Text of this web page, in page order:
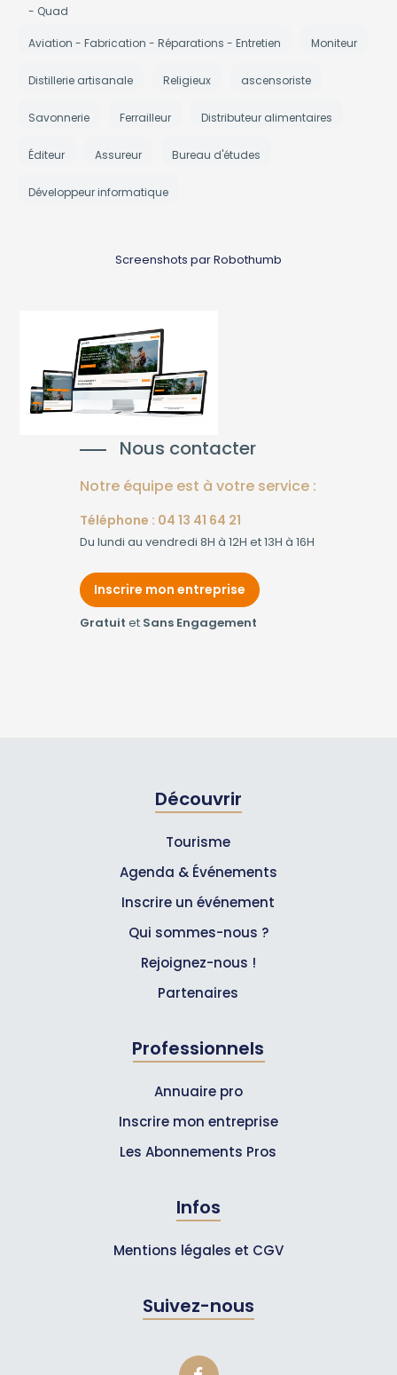
- Quad
Aviation - Fabrication - Réparations - Entretien Moniteur
Distillerie artisanale Religieux ascensoriste
Savonnerie Ferrailleur Distributeur alimentaires
Éditeur Assureur Bureau d'études
Développeur informatique
Screenshots par Robothumb
Nous contacter
Notre équipe est à votre service :
Téléphone : 04 13 41 64 21
Du lundi au vendredi 8H à 12H et 13H à 16H
Inscrire mon entreprise
Gratuit et Sans Engagement
Découvrir
Tourisme
Agenda & Événements
Inscrire un événement
Qui sommes-nous ?
Rejoignez-nous !
Partenaires
Professionnels
Annuaire pro
Inscrire mon entreprise
Les Abonnements Pros
Infos
Mentions légales et CGV
Suivez-nous